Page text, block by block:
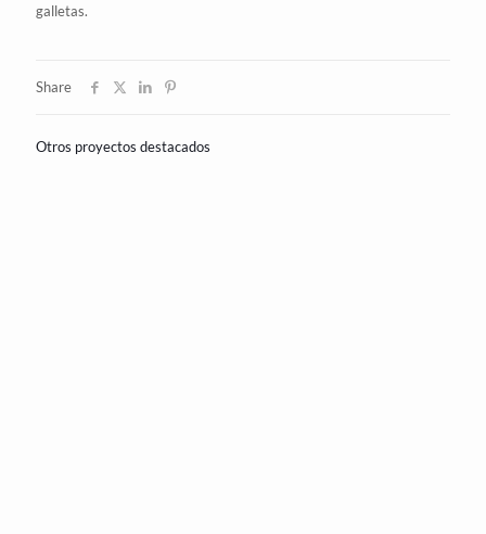
galletas.
Share
Otros proyectos destacados